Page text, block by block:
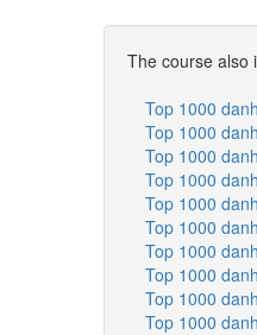
The course also
Top 1000
Top 1000
Top 1000
Top 1000
Top 1000
Top 1000
Top 1000
Top 1000
Top 1000
Top 1000